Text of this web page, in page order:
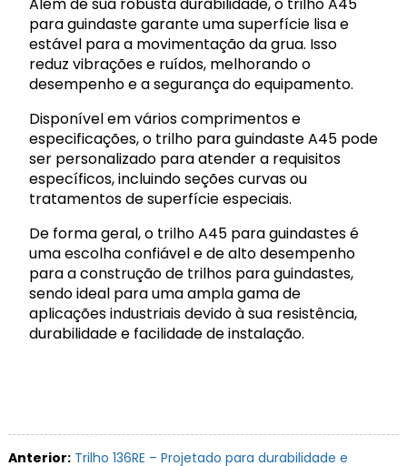
para guindaste garante uma superfície lisa e
estável para a movimentação da grua. Isso
reduz vibrações e ruídos, melhorando o
desempenho e a segurança do equipamento.
Disponível em vários comprimentos e
especificações, o trilho para guindaste A45 pode
ser personalizado para atender a requisitos
específicos, incluindo seções curvas ou
tratamentos de superfície especiais.
De forma geral, o trilho A45 para guindastes é
uma escolha confiável e de alto desempenho
para a construção de trilhos para guindastes,
sendo ideal para uma ampla gama de
aplicações industriais devido à sua resistência,
durabilidade e facilidade de instalação.
Anterior: Trilho 136RE – Projetado para durabilidade e